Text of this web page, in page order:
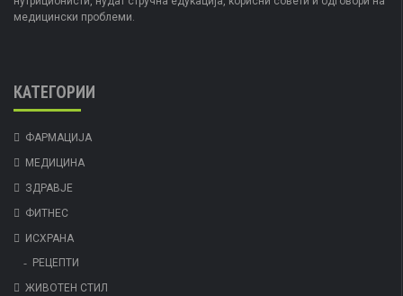
медицински проблеми.
КАТЕГОРИИ
ФАРМАЦИЈА
МЕДИЦИНА
ЗДРАВЈЕ
ФИТНЕС
ИСХРАНА
РЕЦЕПТИ
ЖИВОТЕН СТИЛ